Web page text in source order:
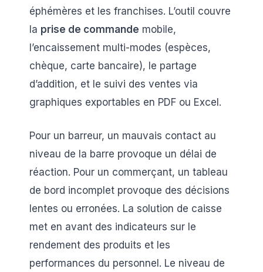
éphémères et les franchises. L’outil couvre
la prise de commande mobile,
l’encaissement multi-modes (espèces,
chèque, carte bancaire), le partage
d’addition, et le suivi des ventes via
graphiques exportables en PDF ou Excel.
Pour un barreur, un mauvais contact au
niveau de la barre provoque un délai de
réaction. Pour un commerçant, un tableau
de bord incomplet provoque des décisions
lentes ou erronées. La solution de caisse
met en avant des indicateurs sur le
rendement des produits et les
performances du personnel. Le niveau de